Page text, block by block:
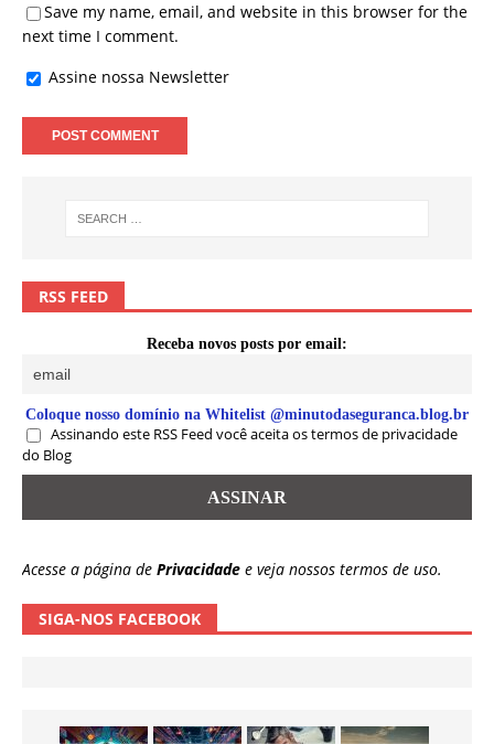
Save my name, email, and website in this browser for the
next time I comment.
Assine nossa Newsletter
RSS FEED
Receba novos posts por email:
Coloque nosso domínio na Whitelist @minutodaseguranca.blog.br
Assinando este RSS Feed você aceita os termos de privacidade
do Blog
Acesse a página de Privacidade e veja nossos termos de uso.
SIGA-NOS FACEBOOK